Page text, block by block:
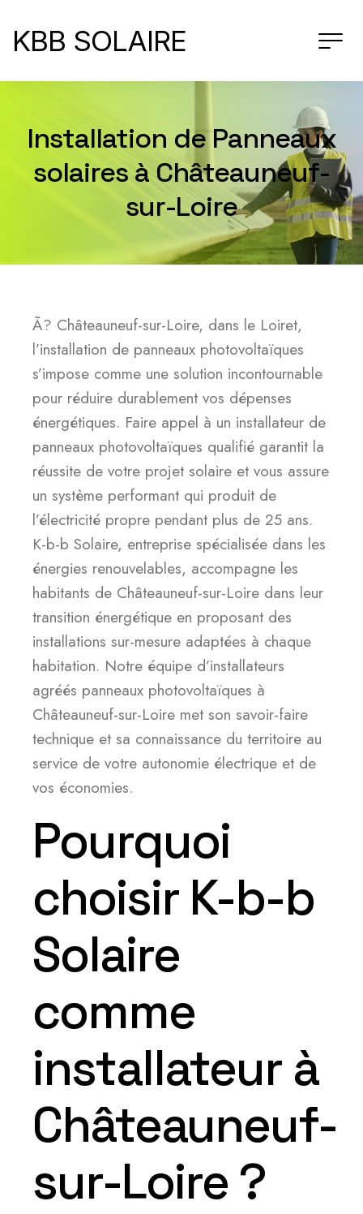
KBB SOLAIRE
Installation de Panneaux
solaires à Châteauneuf-
sur-Loire
Ã? Châteauneuf-sur-Loire, dans le Loiret,
l’installation de panneaux photovoltaïques
s’impose comme une solution incontournable
pour réduire durablement vos dépenses
énergétiques. Faire appel à un installateur de
panneaux photovoltaïques qualifié garantit la
réussite de votre projet solaire et vous assure
un système performant qui produit de
l’électricité propre pendant plus de 25 ans.
K-b-b Solaire, entreprise spécialisée dans les
énergies renouvelables, accompagne les
habitants de Châteauneuf-sur-Loire dans leur
transition énergétique en proposant des
installations sur-mesure adaptées à chaque
habitation. Notre équipe d’installateurs
agréés panneaux photovoltaïques à
Châteauneuf-sur-Loire met son savoir-faire
technique et sa connaissance du territoire au
service de votre autonomie électrique et de
vos économies.
Pourquoi
choisir K-b-b
Solaire
comme
installateur à
Châteauneuf-
sur-Loire ?